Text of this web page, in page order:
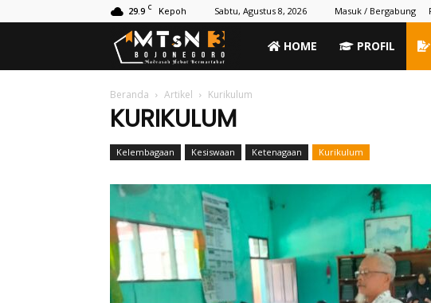
29.9 C Kepoh Sabtu, Agustus 8, 2026 Masuk / Bergabung
MTs
3
Bojonegoro
HOME PROFIL
Beranda Artikel Kurikulum
KURIKULUM
Kelembagaan Kesiswaan Ketenagaan Kurikulum